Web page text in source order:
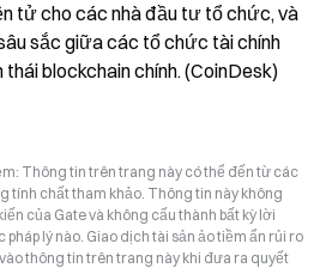
tử cho các nhà đầu tư tổ chức, và
sắc giữa các tổ chức tài chính
thái blockchain chính. (CoinDesk)
Thông tin trên trang này có thể đến từ các
tính chất tham khảo. Thông tin này không
của Gate và không cấu thành bất kỳ lời
lý nào. Giao dịch tài sản ảo tiềm ẩn rủi ro
thông tin trên trang này khi đưa ra quyết